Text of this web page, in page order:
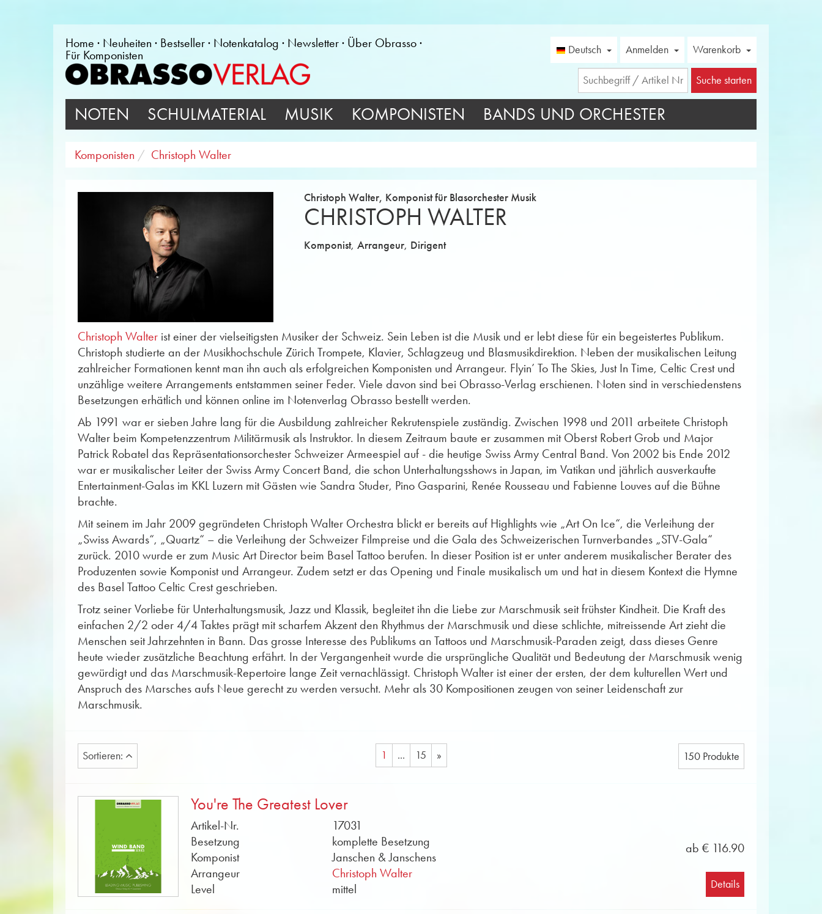
Home Neuheiten Bestseller Notenkatalog Newsletter
Über Obrasso
Für Komponisten
Deutsch Anmelden Warenkorb
Suche starten
NOTEN SCHULMATERIAL MUSIK KOMPONISTEN BANDS UND ORCHESTER
Komponisten Christoph Walter
Christoph Walter, Komponist für Blasorchester Musik
CHRISTOPH WALTER
Komponist, Arrangeur, Dirigent
Christoph Walter ist einer der vielseitigsten Musiker der Schweiz. Sein Leben ist die Musik und er lebt diese für ein begeistertes Publikum.
Christoph studierte an der Musikhochschule Zürich Trompete, Klavier, Schlagzeug und Blasmusikdirektion. Neben der musikalischen Leitung
zahlreicher Formationen kennt man ihn auch als erfolgreichen Komponisten und Arrangeur. Flyin’ To The Skies, Just In Time, Celtic Crest und
unzählige weitere Arrangements entstammen seiner Feder. Viele davon sind bei Obrasso-Verlag erschienen. Noten sind in verschiedenstens
Besetzungen erhätlich und können online im Notenverlag Obrasso bestellt werden.
Ab 1991 war er sieben Jahre lang für die Ausbildung zahlreicher Rekrutenspiele zuständig. Zwischen 1998 und 2011 arbeitete Christoph
Walter beim Kompetenzzentrum Militärmusik als Instruktor. In diesem Zeitraum baute er zusammen mit Oberst Robert Grob und Major
Patrick Robatel das Repräsentationsorchester Schweizer Armeespiel auf - die heutige Swiss Army Central Band. Von 2002 bis Ende 2012
war er musikalischer Leiter der Swiss Army Concert Band, die schon Unterhaltungsshows in Japan, im Vatikan und jährlich ausverkaufte
Entertainment-Galas im KKL Luzern mit Gästen wie Sandra Studer, Pino Gasparini, Renée Rousseau und Fabienne Louves auf die Bühne
brachte.
Mit seinem im Jahr 2009 gegründeten Christoph Walter Orchestra blickt er bereits auf Highlights wie „Art On Ice“, die Verleihung der
„Swiss Awards“, „Quartz“ – die Verleihung der Schweizer Filmpreise und die Gala des Schweizerischen Turnverbandes „STV-Gala“
zurück. 2010 wurde er zum Music Art Director beim Basel Tattoo berufen. In dieser Position ist er unter anderem musikalischer Berater des
Produzenten sowie Komponist und Arrangeur. Zudem setzt er das Opening und Finale musikalisch um und hat in diesem Kontext die Hymne
des Basel Tattoo Celtic Crest geschrieben.
Trotz seiner Vorliebe für Unterhaltungsmusik, Jazz und Klassik, begleitet ihn die Liebe zur Marschmusik seit frühster Kindheit. Die Kraft des
einfachen 2/2 oder 4/4 Taktes prägt mit scharfem Akzent den Rhythmus der Marschmusik und diese schlichte, mitreissende Art zieht die
Menschen seit Jahrzehnten in Bann. Das grosse Interesse des Publikums an Tattoos und Marschmusik-Paraden zeigt, dass dieses Genre
heute wieder zusätzliche Beachtung erfährt. In der Vergangenheit wurde die ursprüngliche Qualität und Bedeutung der Marschmusik wenig
gewürdigt und das Marschmusik-Repertoire lange Zeit vernachlässigt. Christoph Walter ist einer der ersten, der dem kulturellen Wert und
Anspruch des Marsches aufs Neue gerecht zu werden versucht. Mehr als 30 Kompositionen zeugen von seiner Leidenschaft zur
Marschmusik.
Sortieren: 150 Produkte
1 ... 15 »
You're The Greatest Lover
Artikel-Nr.
17031
Besetzung
komplette Besetzung
Komponist
Janschen & Janschens
Arrangeur
Christoph Walter
Level
mittel
ab € 116.90
Details